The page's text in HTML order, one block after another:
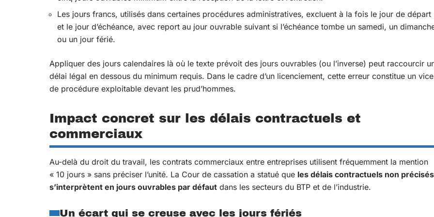
Les jours francs, utilisés dans certaines procédures administratives, excluent à la fois le jour de départ
et le jour d’échéance, avec report au jour ouvrable suivant si l’échéance tombe un samedi, un
ou un jour férié.
Appliquer des jours calendaires là où le texte prévoit des jours ouvrables (ou l’inverse) peut raccourcir
délai légal en dessous du minimum requis. Dans le cadre d’un licenciement, cette erreur constitue un vice
de procédure exploitable devant les prud’hommes.
Impact concret sur les délais contractuels et
commerciaux
Au-delà du droit du travail, les contrats commerciaux entre entreprises utilisent fréquemment la mention
« 10 jours » sans préciser l’unité. La Cour de cassation a statué que les délais contractuels non précisés
s’interprètent en jours ouvrables par défaut dans les secteurs du BTP et de l’industrie.
Un écart qui se creuse avec les jours fériés